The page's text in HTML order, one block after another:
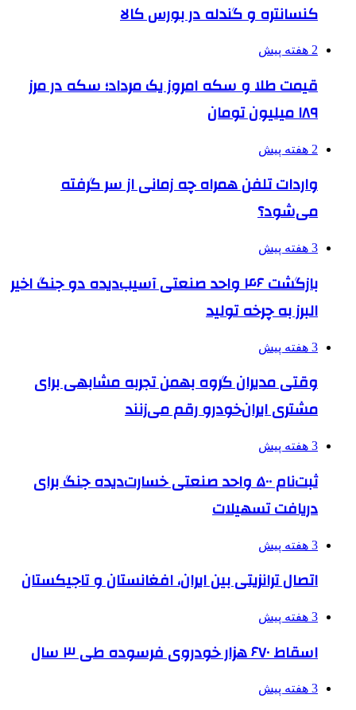
کنسانتره و گندله در بورس کالا
2 هفته پیش
قیمت طلا و سکه امروز یک مرداد؛ سکه در مرز
۱۸۹ میلیون تومان
2 هفته پیش
واردات تلفن همراه چه زمانی از سر گرفته
می‌شود؟
3 هفته پیش
بازگشت ۴۶ واحد صنعتی آسیب‌دیده دو جنگ اخیر
البرز به چرخه تولید
3 هفته پیش
وقتی مدیران گروه بهمن تجربه مشابهی برای
مشتری ایران‌خودرو رقم می‌زنند
3 هفته پیش
ثبت‌نام ۵۰۰ واحد صنعتی خسارت‌دیده جنگ برای
دریافت تسهیلات
3 هفته پیش
اتصال ترانزیتی بین ایران، افغانستان و تاجیکستان
3 هفته پیش
اسقاط ۶۷۰ هزار خودروی فرسوده طی ۳ سال
3 هفته پیش